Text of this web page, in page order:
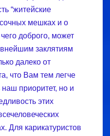
“житейские
мешках и о
доброго, может
заклятиям
далеко от
что Вам тем легче
наш приоритет, но и
этих
Для карикатуристов